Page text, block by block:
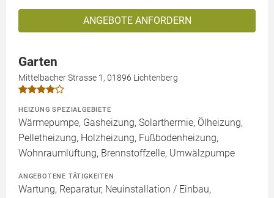
ANGEBOTE ANFORDERN
Garten
Mittelbacher Strasse 1, 01896 Lichtenberg
HEIZUNG SPEZIALGEBIETE
Wärmepumpe, Gasheizung, Solarthermie, Ölheizung,
Pelletheizung, Holzheizung, Fußbodenheizung,
Wohnraumlüftung, Brennstoffzelle, Umwälzpumpe
ANGEBOTENE TÄTIGKEITEN
Wartung, Reparatur, Neuinstallation / Einbau,